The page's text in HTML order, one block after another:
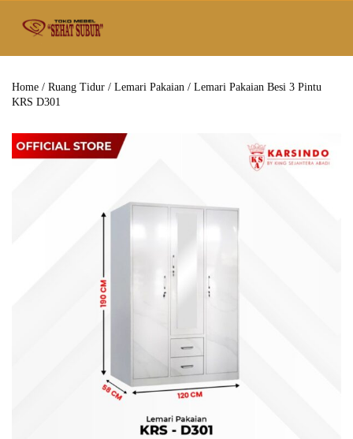
Home / Ruang Tidur / Lemari Pakaian / Lemari Pakaian Besi 3 Pintu
KRS D301